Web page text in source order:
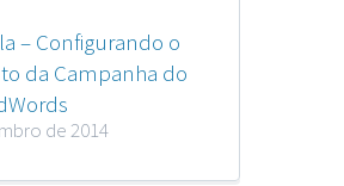
– Configurando o
da Campanha do
de 2014